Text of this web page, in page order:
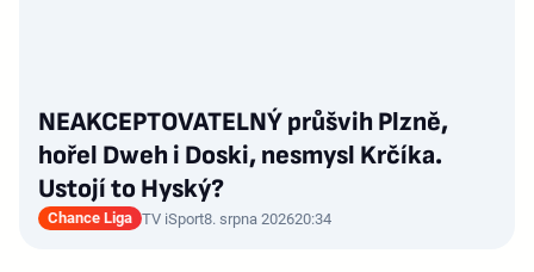
NEAKCEPTOVATELNÝ průšvih Plzně,
hořel Dweh i Doski, nesmysl Krčíka.
Ustojí to Hyský?
Chance Liga TV iSport8. srpna 202620:34